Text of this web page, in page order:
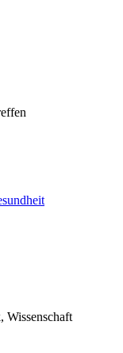
Wissenschaft